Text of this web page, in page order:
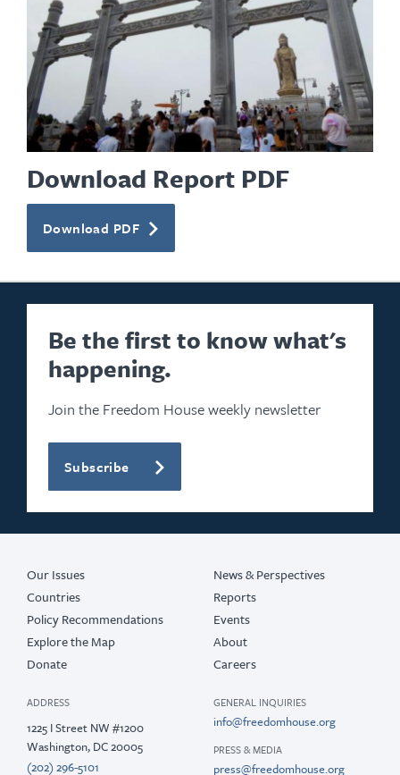
Download Report PDF
Download PDF
Be the first to know what's
happening.
Join the Freedom House weekly newsletter
Subscribe
Our Issues
Countries
Policy Recommendations
Explore the Map
Donate
News & Perspectives
Reports
Events
About
Careers
ADDRESS
1225 I Street NW #1200
Washington, DC 20005
(202) 296-5101
GENERAL INQUIRIES
info@freedomhouse.org
PRESS & MEDIA
press@freedomhouse.org